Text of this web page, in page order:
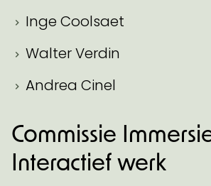
Inge Coolsaet
Walter Verdin
Andrea Cinel
Commissie
Interactief werk